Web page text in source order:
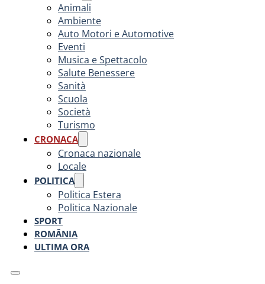
Animali
Ambiente
Auto Motori e Automotive
Eventi
Musica e Spettacolo
Salute Benessere
Sanità
Scuola
Società
Turismo
CRONACA
Cronaca nazionale
Locale
POLITICA
Politica Estera
Politica Nazionale
SPORT
ROMÂNIA
ULTIMA ORA